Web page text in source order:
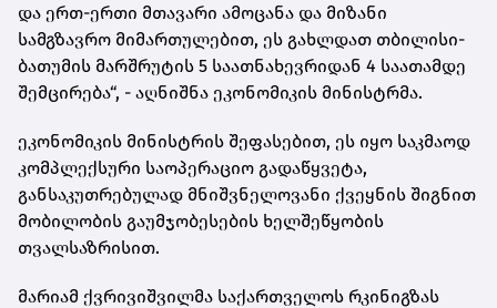
და ერთ-ერთი მთავარი ამოცანა და მიზანი
სამგზავრო მიმართულებით, ეს გახლდათ თბილისი-
ბათუმის მარშრუტის 5 საათნახევრიდან 4 საათამდე
შემცირება“, - აღნიშნა ეკონომიკის მინისტრმა.
ეკონომიკის მინისტრის შეფასებით, ეს იყო საკმაოდ
კომპლექსური საოპერაციო გადაწყვეტა,
განსაკუთრებულად მნიშვნელოვანი ქვეყნის შიგნით
მობილობის გაუმჯობესების ხელშეწყობის
თვალსაზრისით.
მარიამ ქვრივიშვილმა საქართველოს რკინიგზას